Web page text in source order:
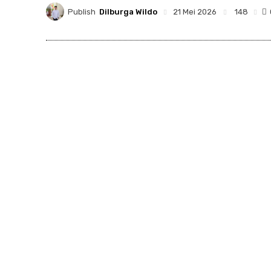
Publish Dilburga Wildo 21 Mei 2026 148